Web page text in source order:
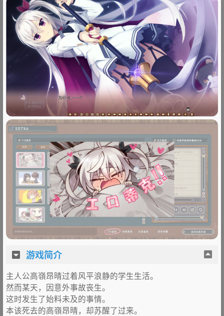
游戏简介
主人公高嶺昂晴过着风平浪静的学生生活。
然而某天，因意外事故丧生。
这时发生了始料未及的事情。
本该死去的高嶺昂晴，却苏醒了过来。